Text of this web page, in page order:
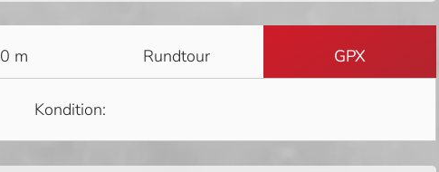
m Rundtour GPX
Kondition: